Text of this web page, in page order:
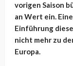
vorigen Saison
an Wert ein.
Einführung
nicht mehr zu
Europa.